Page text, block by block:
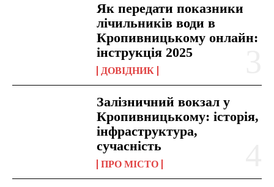
Як передати показники
лічильників води в
Кропивницькому онлайн:
інструкція 2025
ДОВІДНИК
Залізничний вокзал у
Кропивницькому: історія,
інфраструктура,
сучасність
ПРО МІСТО